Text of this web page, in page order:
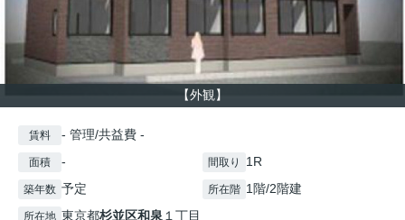
【外観】
賃料 - 管理/共益費 -
面積 - 間取り 1R
築年数 予定 所在階 1階/2階建
所在地 東京都杉並区和泉 １丁目